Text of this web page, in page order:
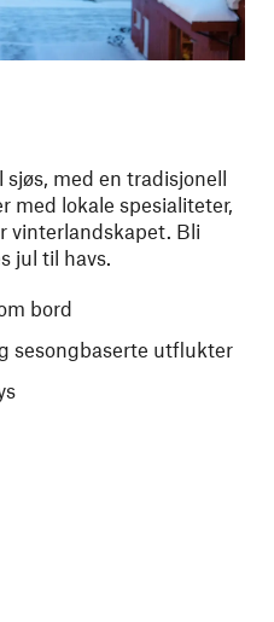
med en tradisjonell
med lokale spesialiteter,
vinterlandskapet. Bli
jul til havs.
bord
sesongbaserte utflukter